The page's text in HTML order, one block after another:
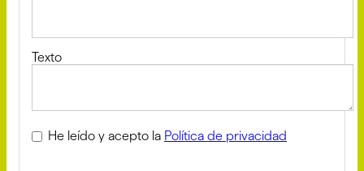
Texto
He leído y acepto la Política de privacidad